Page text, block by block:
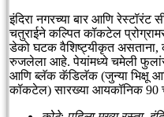
इंदिरा नगरच्या बार आणि रेस्टॉरंट
चतुराईने कल्पित कॉकटेल
डेको घटक वैशिष्ट्यीकृत असताना,
रुजलेला आहे. पेयांमध्ये चमेली
आणि ब्लॅक कॅडिलॅक (जुन्या भिक्षू
कॉकटेल) सारख्या आयकॉनिक 90